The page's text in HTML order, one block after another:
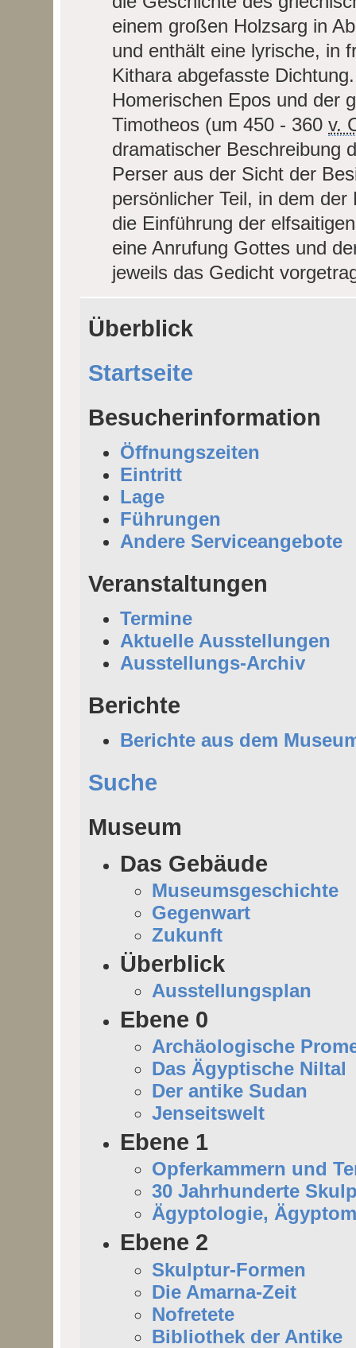
einem großen Holzsarg in
und enthält eine lyrische, in
Kithara abgefasste
Homerischen Epos und der
Timotheos (um 450 - 360v.
dramatischer Beschreibung
Perser aus der Sicht der
persönlicher Teil, in dem
die Einführung der
eine Anrufung Gottes und
jeweils das Gedicht
Überblick
Startseite
Besucherinformation
Öffnungszeiten
Eintritt
Lage
Führungen
Andere Serviceangebote
Veranstaltungen
Termine
Aktuelle Ausstellungen
Ausstellungs-Archiv
Berichte
Berichte aus dem
Suche
Museum
Das Gebäude
Museumsgeschichte
Gegenwart
Zukunft
Überblick
Ausstellungsplan
Ebene 0
Archäologische
Das Ägyptische Niltal
Der antike Sudan
Jenseitswelt
Ebene 1
Opferkammern und
30 Jahrhunderte
Ägyptologie,
Ebene 2
Skulptur-Formen
Die Amarna-Zeit
Nofretete
Bibliothek der Antike